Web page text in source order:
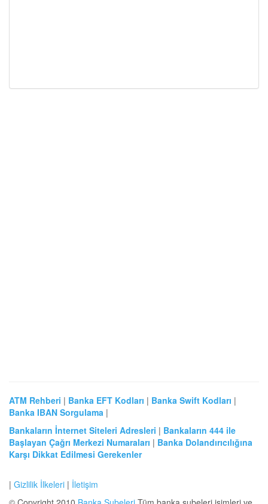
ATM Rehberi | Banka EFT Kodları | Banka Swift Kodları |
Banka IBAN Sorgulama |
Bankaların İnternet Siteleri Adresleri | Bankaların 444 ile
Başlayan Çağrı Merkezi Numaraları | Banka Dolandırıcılığına
Karşı Dikkat Edilmesi Gerekenler
| Gizlilik İlkeleri | İletişim